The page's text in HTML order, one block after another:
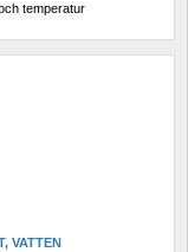
temperatur
VATTEN